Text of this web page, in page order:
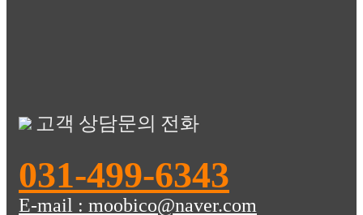
고객 상담문의 전화
031-499-6343
E-mail : moobico@naver.com